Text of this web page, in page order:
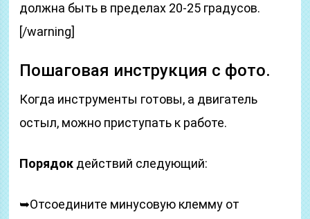
должна быть в пределах 20-25 градусов.
[/warning]
Пошаговая инструкция с фото.
Когда инструменты готовы, а двигатель
остыл, можно приступать к работе.
Порядок действий следующий:
➥Отсоедините минусовую клемму от